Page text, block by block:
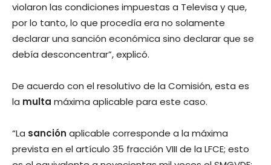
violaron las condiciones impuestas a Televisa y que,
por lo tanto, lo que procedía era no solamente
declarar una sanción económica sino declarar que se
debía desconcentrar”, explicó.
De acuerdo con el resolutivo de la Comisión, esta es
la multa máxima aplicable para este caso.
“La sanción aplicable corresponde a la máxima
prevista en el artículo 35 fracción VIII de la LFCE; esto